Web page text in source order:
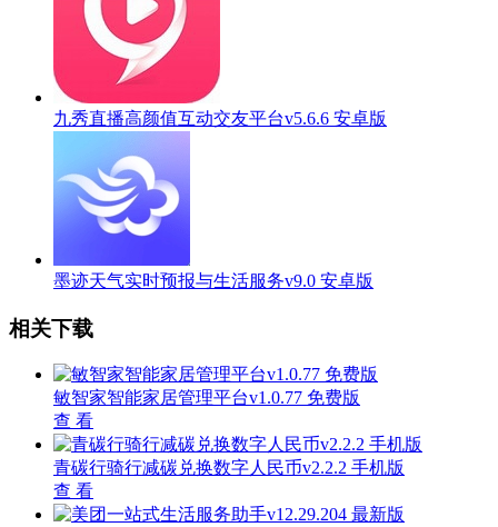
九秀直播高颜值互动交友平台v5.6.6 安卓版
墨迹天气实时预报与生活服务v9.0 安卓版
相关下载
敏智家智能家居管理平台v1.0.77 免费版
查 看
青碳行骑行减碳兑换数字人民币v2.2.2 手机版
查 看